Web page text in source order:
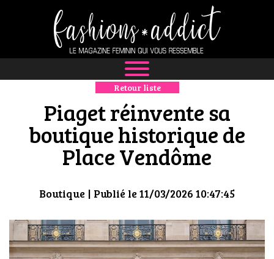
NEWS
MODE
LUXE
DÉFILÉS
BOUTIQUE
CULTURE
Retour liste
Piaget réinvente sa
boutique historique de
Place Vendôme
Boutique | Publié le 11/03/2026 10:47:45